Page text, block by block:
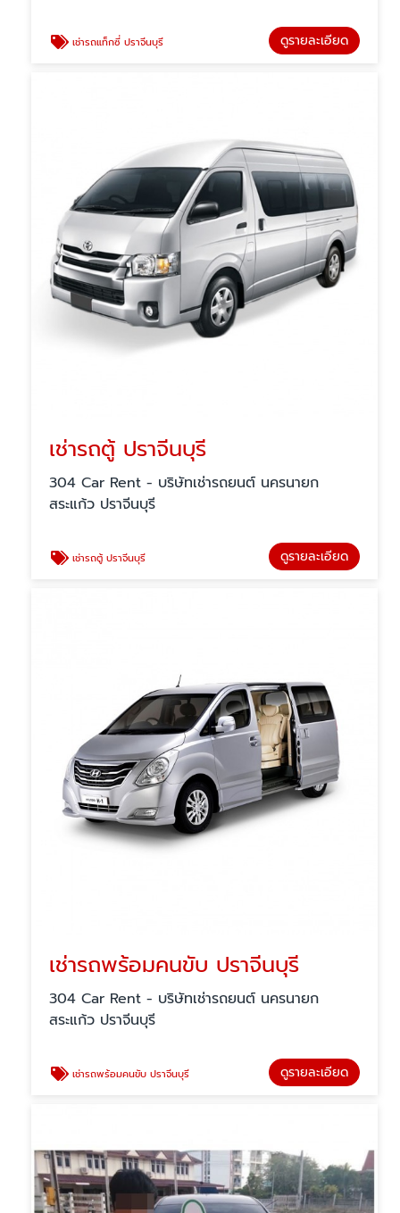
เช่ารถแท็กซี่ ปราจีนบุรี ดูรายละเอียด
เช่ารถตู้ ปราจีนบุรี
304 Car Rent - บริษัทเช่ารถยนต์ นครนายก
สระแก้ว ปราจีนบุรี
เช่ารถตู้ ปราจีนบุรี ดูรายละเอียด
เช่ารถพร้อมคนขับ ปราจีนบุรี
304 Car Rent - บริษัทเช่ารถยนต์ นครนายก
สระแก้ว ปราจีนบุรี
เช่ารถพร้อมคนขับ ปราจีนบุรี ดูรายละเอียด